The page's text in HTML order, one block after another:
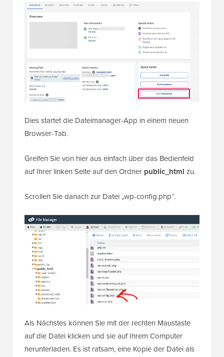
Dies startet die Dateimanager-App in einem neuen
Browser-Tab.
Greifen Sie von hier aus einfach über das Bedienfeld
auf Ihrer linken Seite auf den Ordner public_html zu.
Scrollen Sie danach zur Datei „wp-config.php“.
Als Nächstes können Sie mit der rechten Maustaste
auf die Datei klicken und sie auf Ihrem Computer
herunterladen. Es ist ratsam, eine Kopie der Datei als